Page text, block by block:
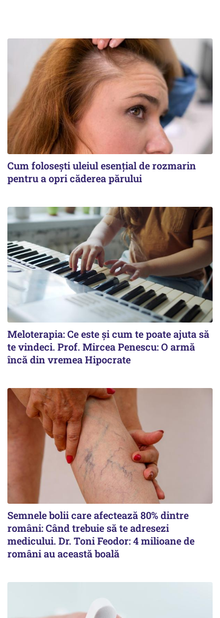
Cum folosești uleiul esențial de rozmarin
pentru a opri căderea părului
Meloterapia: Ce este și cum te poate ajuta să
te vindeci. Prof. Mircea Penescu: O armă
încă din vremea Hipocrate
Semnele bolii care afectează 80% dintre
români: Când trebuie să te adresezi
medicului. Dr. Toni Feodor: 4 milioane de
români au această boală